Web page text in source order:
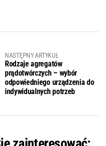
NASTĘPNY ARTYKUŁ
Rodzaje agregatów
prądotwórczych – wybór
odpowiedniego urządzenia do
indywidualnych potrzeb